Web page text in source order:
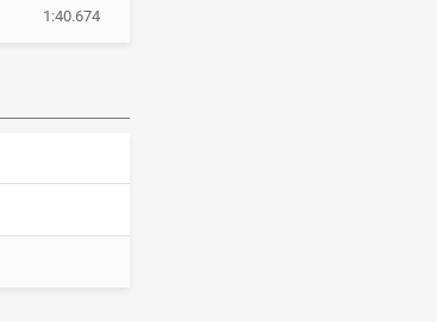
1:40.674